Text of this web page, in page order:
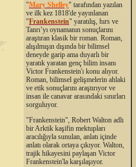
"Mary Shelley" tarafından yazılan
ve ilk kez 1818'de yayınlanan
"Frankenstein" yaratılış, hırs ve
Tanrı’yı oynamanın sonuçlarını
araştıran klasik bir roman. Roman,
alışılmışın dışında bir bilimsel
deneyde garip ama duyarlı bir
yaratık yaratan genç bilim insanı
Victor Frankenstein'ı konu alıyor.
Roman, bilimsel gelişmelerin ahlaki
ve etik sonuçlarını araştırıyor ve
insan ile canavar arasındaki sınırları
sorguluyor.
"Frankenstein", Robert Walton adlı
bir Arktik kaşifin mektupları
aracılığıyla sunulan, anlatı içinde
anlatı olarak ortaya çıkıyor. Walton,
trajik hikayesini paylaşan Victor
Frankenstein'la karşılaşıyor.